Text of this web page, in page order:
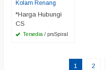
Kolam Renang
*Harga Hubungi
CS
Tersedia / prsSpiral
1 2